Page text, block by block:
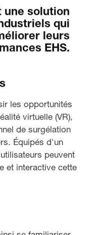
une solution
qui
leurs
EHS.
les opportunités
virtuelle (VR),
de surgélation
Équipés d'un
peuvent
et interactive cette